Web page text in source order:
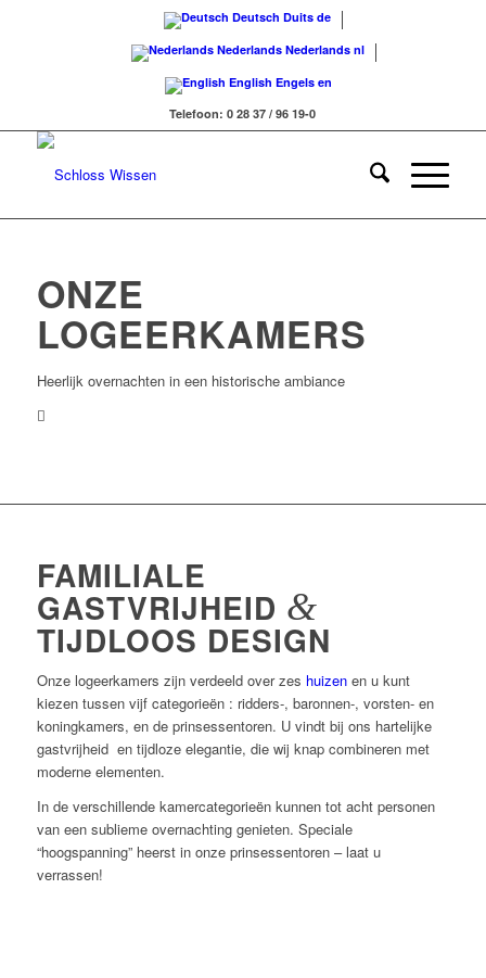
Deutsch Duits de
Nederlands Nederlands nl
English Engels en
Telefoon: 0 28 37 / 96 19-0
ONZE
LOGEERKAMERS
Heerlijk overnachten in een historische ambiance
FAMILIALE
GASTVRIJHEID &
TIJDLOOS DESIGN
Onze logeerkamers zijn verdeeld over zes huizenen u kunt
kiezen tussen vijf categorieën: ridders-, baronnen-, vorsten- en
koningkamers, en de prinsessentoren. U vindt bij ons hartelijke
gastvrijheid en tijdloze elegantie, die wij knap combineren met
moderne elementen.
In de verschillende kamercategorieën kunnen tot acht personen
van een sublieme overnachting genieten. Speciale
“hoogspanning” heerst in onze prinsessentoren – laat u
verrassen!